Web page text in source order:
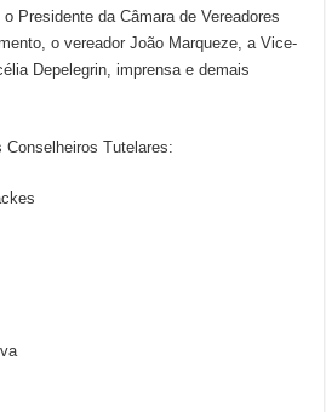
Presidente da Câmara de Vereadores
o vereador João Marqueze, a Vice-
Depelegrin, imprensa e demais
Tutelares: